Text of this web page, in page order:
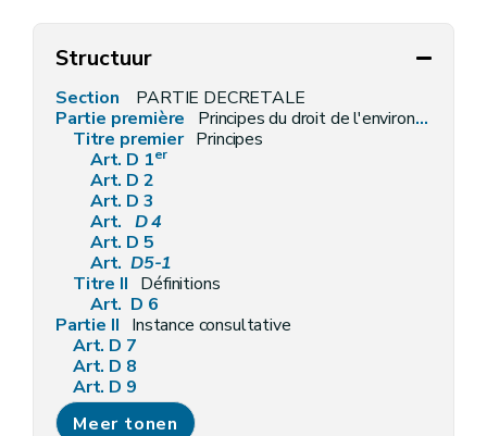
Structuur
Section
PARTIE DECRETALE
Partie première
Principes du droit de l'environnement et définitions générales
Titre premier Principes
Art. D 1er
Art. D 2
Art. D 3
Art. D 4
Art. D 5
Art. D5-1
Titre II Définitions
Art. D 6
Partie II Instance consultative
Art. D 7
Art. D 8
Art. D 9
Partie III Information et sensibilisation en matière d'environnement
Titre premier
Meer tonen